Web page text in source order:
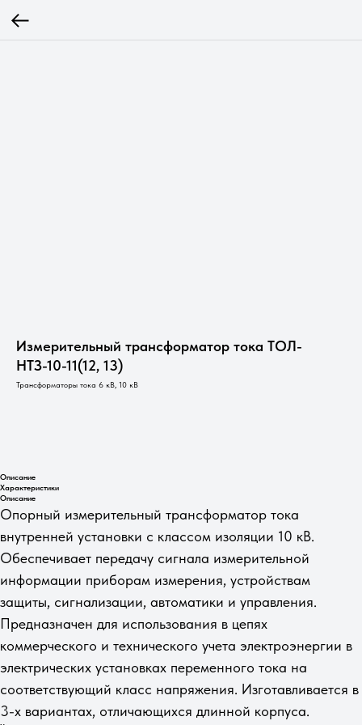
Измерительный трансформатор тока ТОЛ-
НТЗ-10-11(12, 13)
Трансформаторы тока 6 кВ, 10 кВ
Описание
Характеристики
Описание
Опорный измерительный трансформатор тока
внутренней установки с классом изоляции 10 кВ.
Обеспечивает передачу сигнала измерительной
информации приборам измерения, устройствам
защиты, сигнализации, автоматики и управления.
Предназначен для использования в цепях
коммерческого и технического учета электроэнергии в
электрических установках переменного тока на
соответствующий класс напряжения. Изготавливается в
3-х вариантах, отличающихся длинной корпуса.